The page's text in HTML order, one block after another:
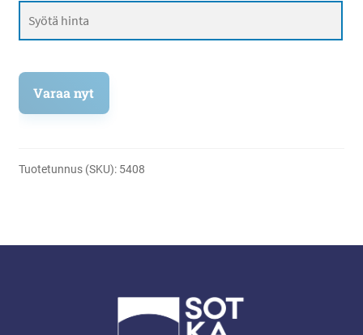
Varaa nyt
Tuotetunnus (SKU): 5408